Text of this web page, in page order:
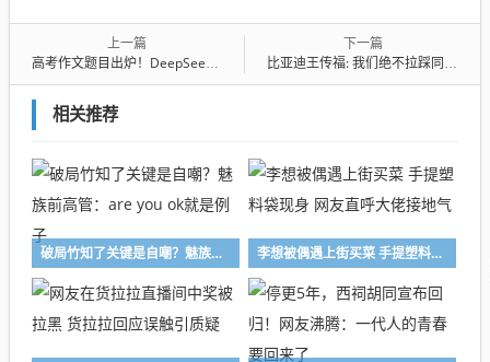
上一篇
高考作文题目出炉！DeepSeek、豆包、文心等大模型谁写得好？
下一篇
比亚迪王传福: 我们绝不拉踩同行，这是原则
相关推荐
破局竹知了关键是自嘲？魅族前高管：are you ok就是例子 李想被偶遇上街买菜 手提塑料袋现身 网友直呼大佬接地气